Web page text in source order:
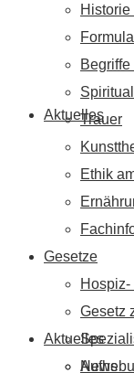
Aktuelles
Aktuelles
News
Trauer
Ethik
Gesetze
Gesetz